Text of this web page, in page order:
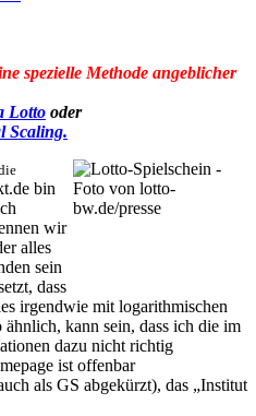
spezielle Methode angeblicher
Lotto oder
Scaling.
bin
wir
alles
sein
dass
irgendwie mit logarithmischen
ähnlich, kann sein, dass ich die im
dazu nicht richtig
ist offenbar
als GS abgekürzt), das „Institut